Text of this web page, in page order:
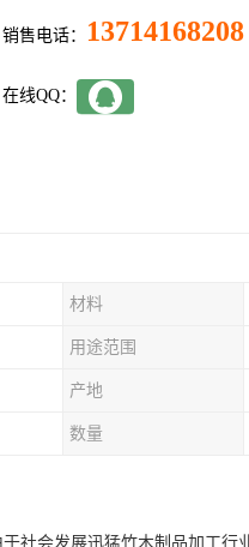
销售电话： 13714168208
在线QQ：
材料
用途范围
产地
数量
社会发展迅猛竹木制品加工